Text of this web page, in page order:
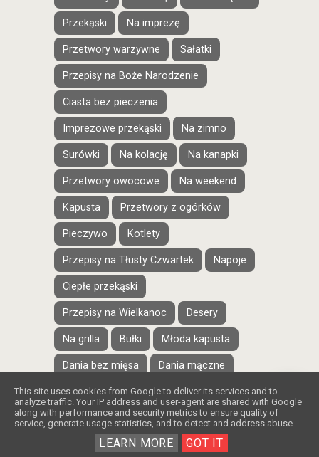
Przekąski Na imprezę
Przetwory warzywne Sałatki
Przepisy na Boże Narodzenie
Ciasta bez pieczenia
Imprezowe przekąski Na zimno
Surówki Na kolację Na kanapki
Przetwory owocowe Na weekend
Kapusta Przetwory z ogórków
Pieczywo Kotlety
Przepisy na Tłusty Czwartek Napoje
Ciepłe przekąski
Przepisy na Wielkanoc Desery
Na grilla Bułki Młoda kapusta
Dania bez mięsa Dania mączne
Na słodko Na śniadanie Pączki
Ciasteczka Serniki
Pasty kanapkowe Schab Biszkopt
This site uses cookies from Google to deliver its services and to
analyze traffic. Your IP address and user-agent are shared with Google
along with performance and security metrics to ensure quality of
service, generate usage statistics, and to detect and address abuse.
LEARN MORE GOT IT